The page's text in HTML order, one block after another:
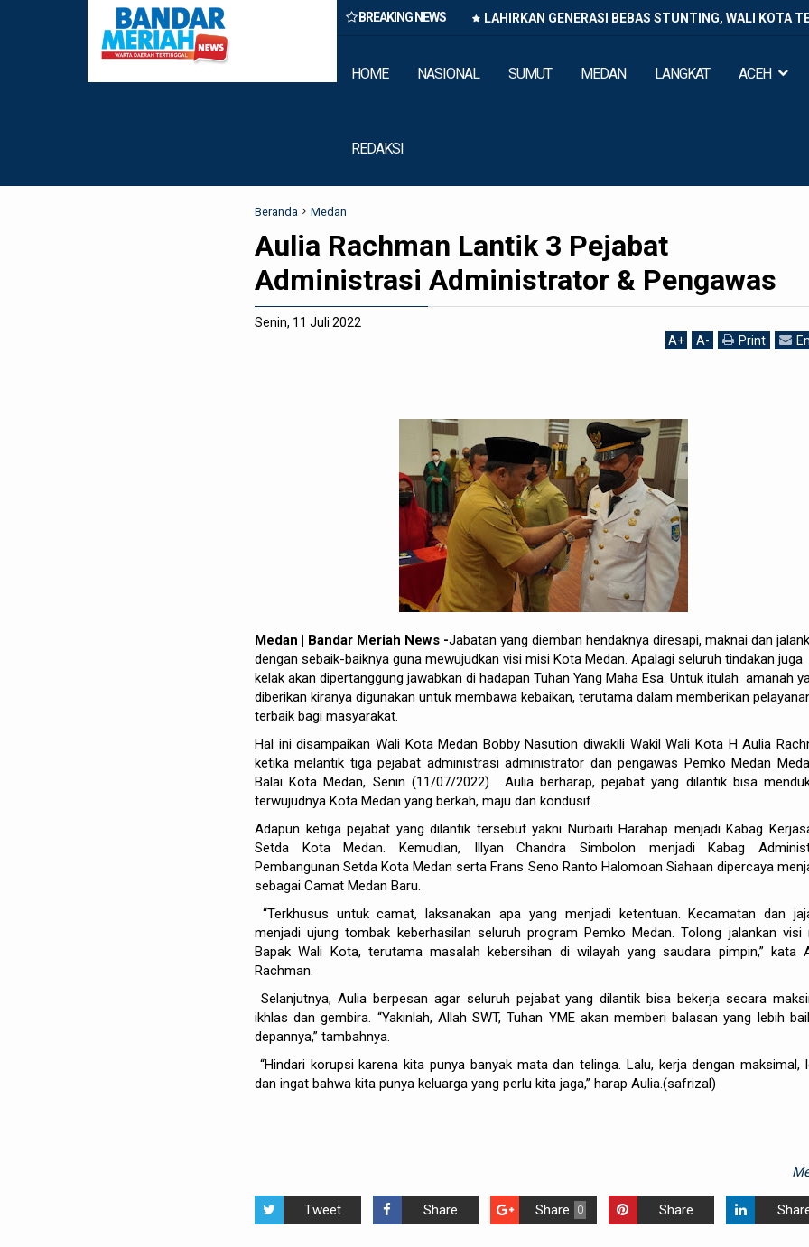
BREAKING NEWS
Belawan Amankan Tiga Anggota Geng Motor di Marelan Pasar 9 LAHIRKAN GENERASI BEBAS STUNTING, WALI KOTA
HOME NASIONAL SUMUT MEDAN LANGKAT ACEH
REDAKSI
Beranda Medan
Aulia Rachman Lantik 3 Pejabat
Administrasi Administrator & Pengawas
Senin, 11 Juli 2022
A+ A- Print
Medan | Bandar Meriah News -Jabatan yang diemban hendaknya diresapi, maknai dan
dengan sebaik-baiknya guna mewujudkan visi misi Kota Medan. Apalagi seluruh tindakan juga
kelak akan dipertanggung jawabkan di hadapan Tuhan Yang Maha Esa. Untuk itulah amanah
diberikan kiranya digunakan untuk membawa kebaikan, terutama dalam memberikan
terbaik bagi masyarakat.
Hal ini disampaikan Wali Kota Medan Bobby Nasution diwakili Wakil Wali Kota H Aulia
ketika melantik tiga pejabat administrasi administrator dan pengawas Pemko Medan
Balai Kota Medan, Senin (11/07/2022). Aulia berharap, pejabat yang dilantik bisa
terwujudnya Kota Medan yang berkah, maju dan kondusif.
Adapun ketiga pejabat yang dilantik tersebut yakni Nurbaiti Harahap menjadi Kabag
Setda Kota Medan. Kemudian, Illyan Chandra Simbolon menjadi Kabag
Pembangunan Setda Kota Medan serta Frans Seno Ranto Halomoan Siahaan dipercaya
sebagai Camat Medan Baru.
“Terkhusus untuk camat, laksanakan apa yang menjadi ketentuan. Kecamatan dan
menjadi ujung tombak keberhasilan seluruh program Pemko Medan. Tolong jalankan visi
Bapak Wali Kota, terutama masalah kebersihan di wilayah yang saudara pimpin,” kata
Rachman.
Selanjutnya, Aulia berpesan agar seluruh pejabat yang dilantik bisa bekerja secara
ikhlas dan gembira. “Yakinlah, Allah SWT, Tuhan YME akan memberi balasan yang lebih
depannya,” tambahnya.
“Hindari korupsi karena kita punya banyak mata dan telinga. Lalu, kerja dengan maksimal,
dan ingat bahwa kita punya keluarga yang perlu kita jaga,” harap Aulia.(safrizal)
Tweet Share 0
Share Share